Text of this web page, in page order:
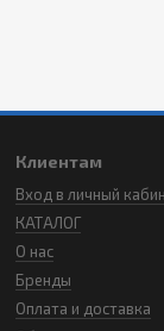
Клиентам
Вход в личный
КАТАЛОГ
О нас
Бренды
Оплата и доставка